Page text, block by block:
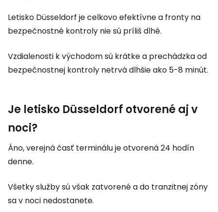
Letisko Düsseldorf je celkovo efektívne a fronty na
bezpečnostné kontroly nie sú príliš dlhé.
Vzdialenosti k východom sú krátke a prechádzka od
bezpečnostnej kontroly netrvá dlhšie ako 5-8 minút.
Je letisko Düsseldorf otvorené aj v
noci?
Áno, verejná časť terminálu je otvorená 24 hodín
denne.
Všetky služby sú však zatvorené a do tranzitnej zóny
sa v noci nedostanete.